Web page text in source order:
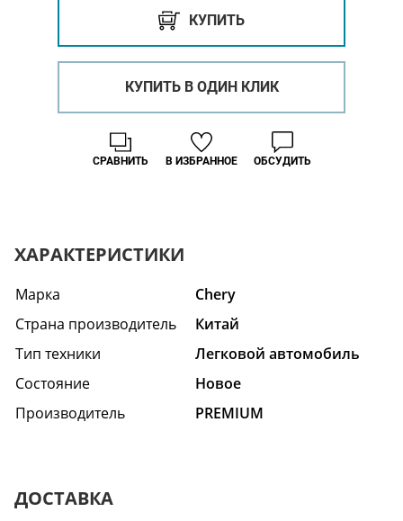
КУПИТЬ
КУПИТЬ В ОДИН КЛИК
В ИЗБРАННОЕ
СРАВНИТЬ ОБСУДИТЬ
ХАРАКТЕРИСТИКИ
Марка
Chery
Страна производитель
Китай
Тип техники
Легковой автомобиль
Состояние
Hовое
Производитель
PREMIUM
ДОСТАВКА